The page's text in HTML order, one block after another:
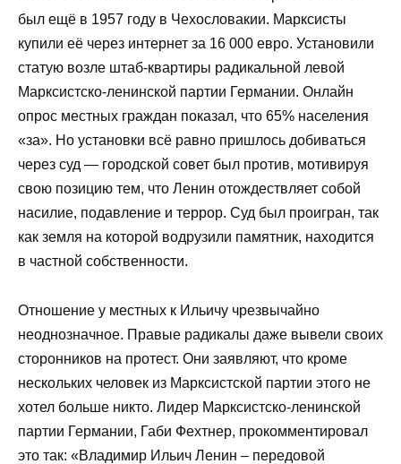
был ещё в 1957 году в Чехословакии. Марксисты
купили её через интернет за 16 000 евро. Установили
статую возле штаб-квартиры радикальной левой
Марксистско-ленинской партии Германии. Онлайн
опрос местных граждан показал, что 65% населения
«за». Но установки всё равно пришлось добиваться
через суд — городской совет был против, мотивируя
свою позицию тем, что Ленин отождествляет собой
насилие, подавление и террор. Суд был проигран, так
как земля на которой водрузили памятник, находится
в частной собственности.
Отношение у местных к Ильичу чрезвычайно
неоднозначное. Правые радикалы даже вывели своих
сторонников на протест. Они заявляют, что кроме
нескольких человек из Марксистской партии этого не
хотел больше никто. Лидер Марксистско-ленинской
партии Германии, Габи Фехтнер, прокомментировал
это так: «Владимир Ильич Ленин – передовой